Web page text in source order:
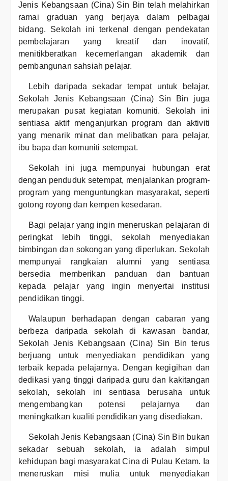
Jenis Kebangsaan (Cina) Sin Bin telah melahirkan
ramai graduan yang berjaya dalam pelbagai
bidang. Sekolah ini terkenal dengan pendekatan
pembelajaran yang kreatif dan inovatif,
menitikberatkan kecemerlangan akademik dan
pembangunan sahsiah pelajar.
Lebih daripada sekadar tempat untuk belajar,
Sekolah Jenis Kebangsaan (Cina) Sin Bin juga
merupakan pusat kegiatan komuniti. Sekolah ini
sentiasa aktif menganjurkan program dan aktiviti
yang menarik minat dan melibatkan para pelajar,
ibu bapa dan komuniti setempat.
Sekolah ini juga mempunyai hubungan erat
dengan penduduk setempat, menjalankan program-
program yang menguntungkan masyarakat, seperti
gotong royong dan kempen kesedaran.
Bagi pelajar yang ingin meneruskan pelajaran di
peringkat lebih tinggi, sekolah menyediakan
bimbingan dan sokongan yang diperlukan. Sekolah
mempunyai rangkaian alumni yang sentiasa
bersedia memberikan panduan dan bantuan
kepada pelajar yang ingin menyertai institusi
pendidikan tinggi.
Walaupun berhadapan dengan cabaran yang
berbeza daripada sekolah di kawasan bandar,
Sekolah Jenis Kebangsaan (Cina) Sin Bin terus
berjuang untuk menyediakan pendidikan yang
terbaik kepada pelajarnya. Dengan kegigihan dan
dedikasi yang tinggi daripada guru dan kakitangan
sekolah, sekolah ini sentiasa berusaha untuk
mengembangkan potensi pelajarnya dan
meningkatkan kualiti pendidikan yang disediakan.
Sekolah Jenis Kebangsaan (Cina) Sin Bin bukan
sekadar sebuah sekolah, ia adalah simpul
kehidupan bagi masyarakat Cina di Pulau Ketam. Ia
meneruskan misi mulia untuk menyediakan